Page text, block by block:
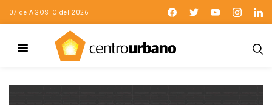
07 de AGOSTO del 2026